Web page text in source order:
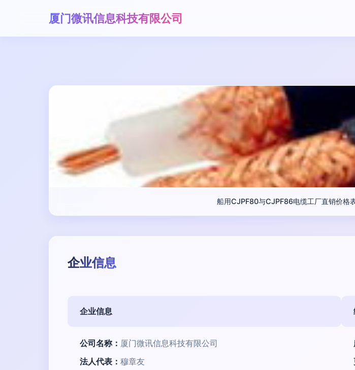
厦门微讯信息科技有限公司
船用CJPF80与CJPF86电缆工厂直销价格
企业信息
企业信息
公司名称： 厦门微讯信息科技有限公司
法人代表： 穆章友